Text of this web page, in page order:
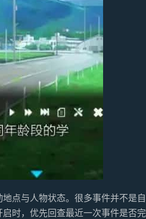
点与人物状态。很多事件并不是自
时，优先回查最近一次事件是否完